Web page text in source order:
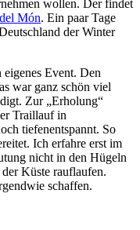
wollen. Der findet
Món. Ein paar Tage
der Winter
Event. Den
war ganz schön viel
Zur „Erholung“
Traillauf in
tiefenentspannt. So
Ich erfahre erst im
nicht in den Hügeln
Küste rauflaufen.
schaffen.